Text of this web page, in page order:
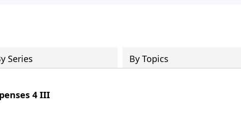
Series By Topics
4 III